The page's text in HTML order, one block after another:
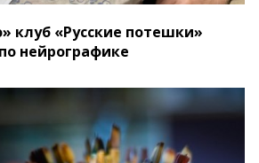
клуб «Русские потешки»
нейрографике